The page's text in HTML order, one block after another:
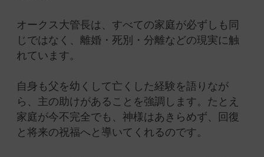
オークス大管長は、すべての家庭が必ずしも同
じではなく、離婚・死別・分離などの現実に触
れています。
自身も父を幼くして亡くした経験を語りなが
ら、主の助けがあることを強調します。たとえ
家庭が今不完全でも、神様はあきらめず、回復
と将来の祝福へと導いてくれるのです。